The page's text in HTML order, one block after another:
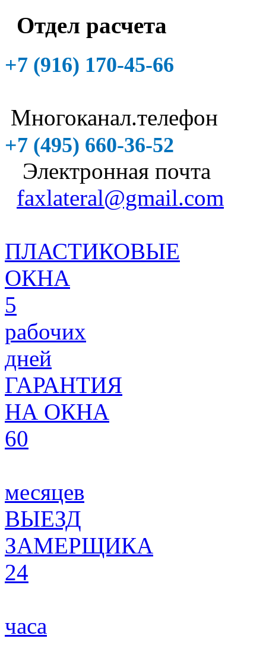
Отдел расчета
+7 (916) 170-45-66
Многоканал.телефон
+7 (495) 660-36-52
Электронная почта
faxlateral@gmail.com
ПЛАСТИКОВЫЕ
ОКНА
5
рабочих
дней
ГАРАНТИЯ
НА ОКНА
60
месяцев
ВЫЕЗД
ЗАМЕРЩИКА
24
часа